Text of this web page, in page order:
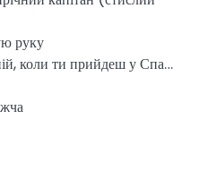
руку
коли ти прийдеш у Спа…